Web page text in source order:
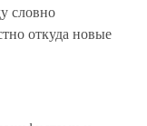
словно
откуда новые